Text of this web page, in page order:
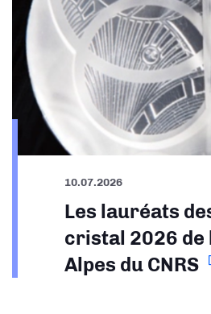
10.07.2026
Les lauréats
cristal 2026 de
Alpes du CNRS